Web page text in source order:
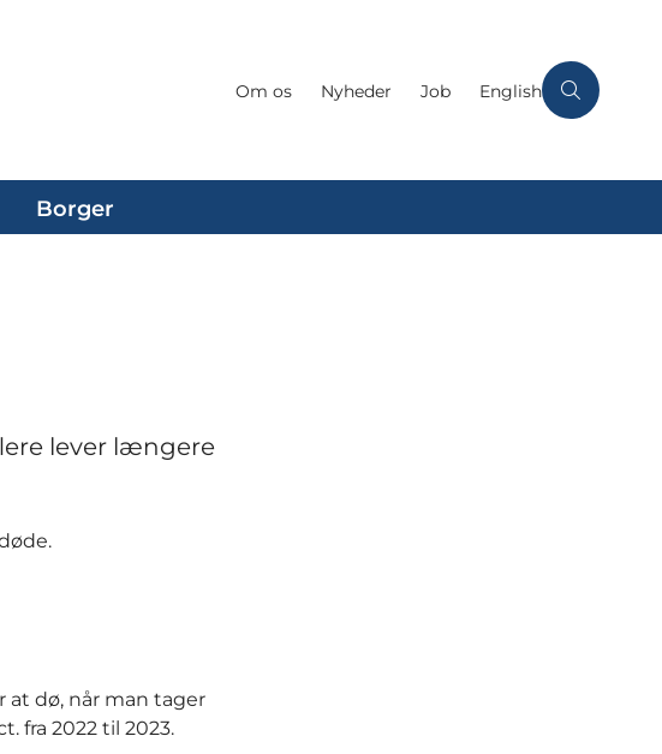
Om os Nyheder Job English
Borger
lever længere
at dø, når man tager
fra 2022 til 2023.